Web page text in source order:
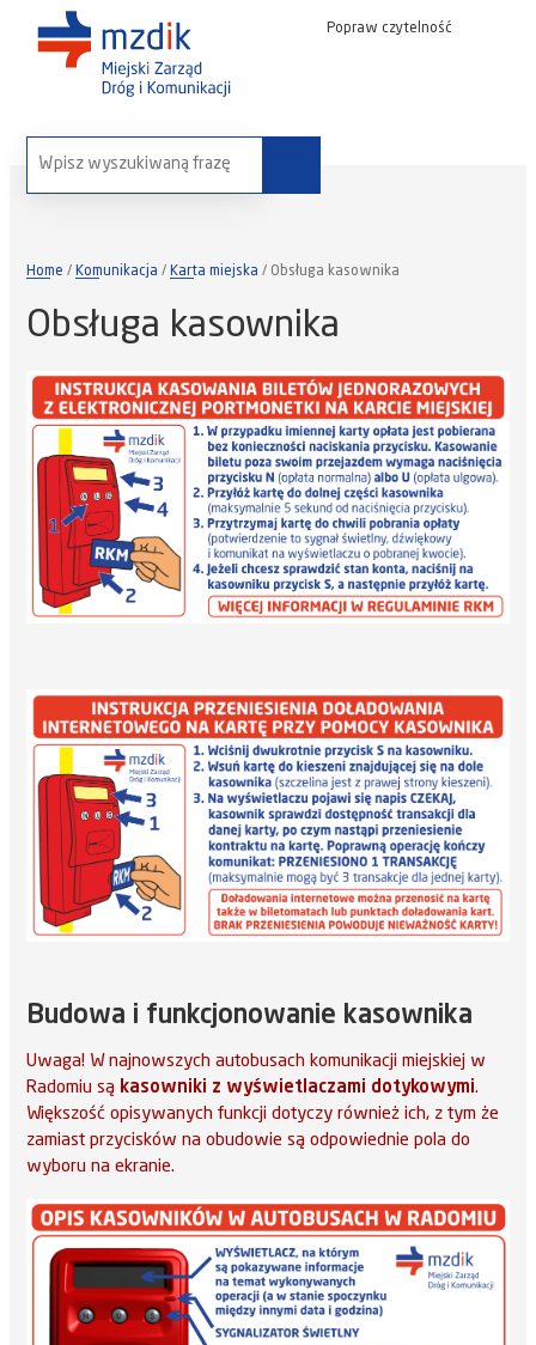
Popraw czytelność
wyszukaj na stronie:
Home Komunikacja Karta miejska Obsługa kasownika
Obsługa kasownika
Budowa i funkcjonowanie kasownika
Uwaga! W najnowszych autobusach komunikacji miejskiej w
Radomiu są kasowniki z wyświetlaczami dotykowymi.
Większość opisywanych funkcji dotyczy również ich, z tym że
zamiast przycisków na obudowie są odpowiednie pola do
wyboru na ekranie.